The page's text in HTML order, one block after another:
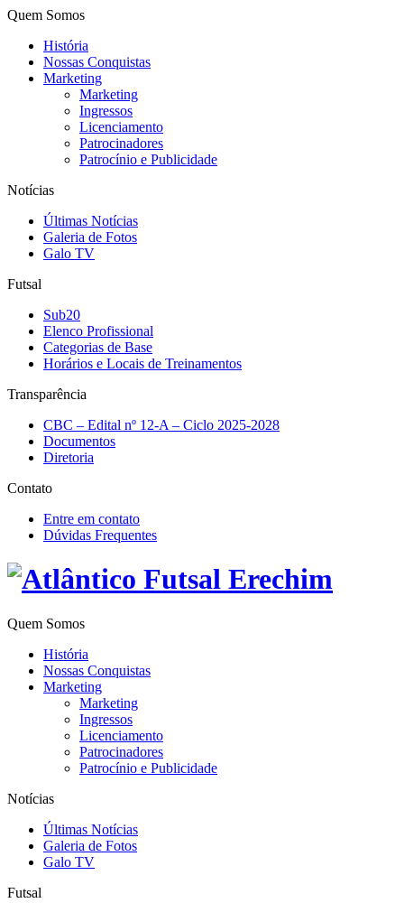
Quem Somos
História
Nossas Conquistas
Marketing
Marketing
Ingressos
Licenciamento
Patrocinadores
Patrocínio e Publicidade
Notícias
Últimas Notícias
Galeria de Fotos
Galo TV
Futsal
Sub20
Elenco Profissional
Categorias de Base
Horários e Locais de Treinamentos
Transparência
CBC – Edital nº 12-A – Ciclo 2025-2028
Documentos
Diretoria
Contato
Entre em contato
Dúvidas Frequentes
Quem Somos
História
Nossas Conquistas
Marketing
Marketing
Ingressos
Licenciamento
Patrocinadores
Patrocínio e Publicidade
Notícias
Últimas Notícias
Galeria de Fotos
Galo TV
Futsal